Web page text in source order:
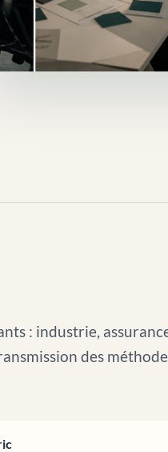
: industrie,
des